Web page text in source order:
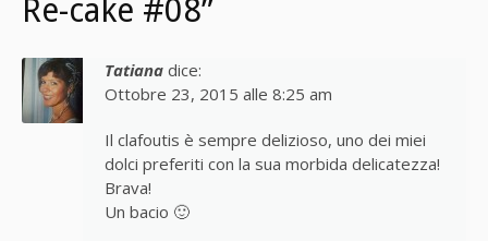
Re-cake #08”
Tatiana dice:
Ottobre 23, 2015 alle 8:25 am
Il clafoutis è sempre delizioso, uno dei miei
dolci preferiti con la sua morbida delicatezza!
Brava!
Un bacio 🙂